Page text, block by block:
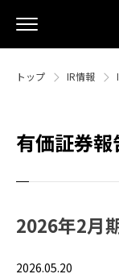
トップ IR情報
有価証券報
2026年2月
2026.05.20